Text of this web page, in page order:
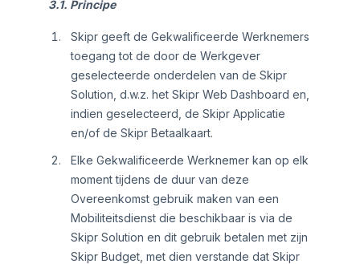
3.1. Principe
Skipr geeft de Gekwalificeerde Werknemers
toegang tot de door de Werkgever
geselecteerde onderdelen van de Skipr
Solution, d.w.z. het Skipr Web Dashboard en,
indien geselecteerd, de Skipr Applicatie
en/of de Skipr Betaalkaart.
Elke Gekwalificeerde Werknemer kan op elk
moment tijdens de duur van deze
Overeenkomst gebruik maken van een
Mobiliteitsdienst die beschikbaar is via de
Skipr Solution en dit gebruik betalen met zijn
Skipr Budget, met dien verstande dat Skipr